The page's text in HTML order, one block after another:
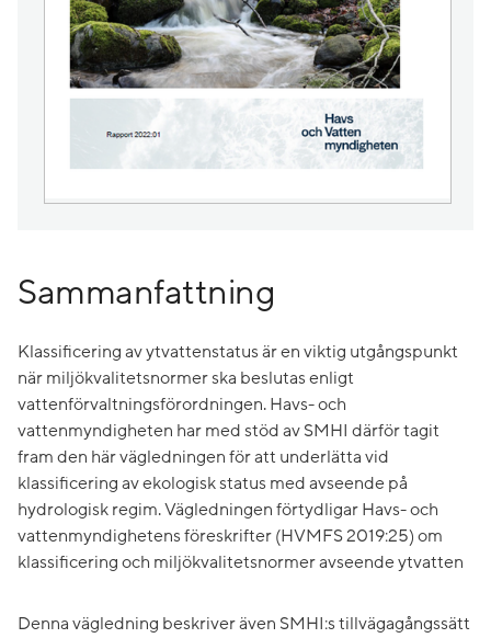
Sammanfattning
Klassificering av ytvattenstatus är en viktig utgångspunkt
när miljökvalitetsnormer ska beslutas enligt
vattenförvaltningsförordningen. Havs- och
vattenmyndigheten har med stöd av SMHI därför tagit
fram den här vägledningen för att underlätta vid
klassificering av ekologisk status med avseende på
hydrologisk regim. Vägledningen förtydligar Havs- och
vattenmyndighetens föreskrifter (HVMFS 2019:25) om
klassificering och miljökvalitetsnormer avseende ytvatten
Denna vägledning beskriver även SMHI:s tillvägagångssätt